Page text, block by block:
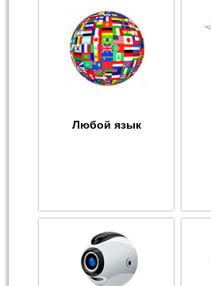
Любой язык